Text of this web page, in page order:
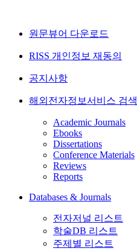
원문뷰어 다운로드
RISS 개인정보 재동의
공지사항
해외전자정보서비스 검색
Academic Journals
Ebooks
Dissertations
Conference Materials
Reviews
Reports
Databases & Journals
전자저널 리스트
학술DB 리스트
주제별 리스트